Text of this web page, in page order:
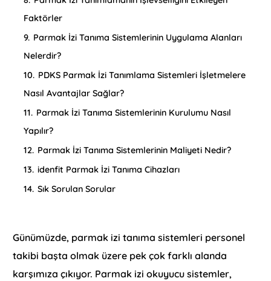
Faktörler
9. Parmak İzi Tanıma Sistemlerinin Uygulama Alanları
Nelerdir?
10. PDKS Parmak İzi Tanımlama Sistemleri İşletmelere
Nasıl Avantajlar Sağlar?
11. Parmak İzi Tanıma Sistemlerinin Kurulumu Nasıl
Yapılır?
12. Parmak İzi Tanıma Sistemlerinin Maliyeti Nedir?
13. idenfit Parmak İzi Tanıma Cihazları
14. Sık Sorulan Sorular
Günümüzde, parmak izi tanıma sistemleri personel
takibi başta olmak üzere pek çok farklı alanda
karşımıza çıkıyor. Parmak izi okuyucu sistemler,